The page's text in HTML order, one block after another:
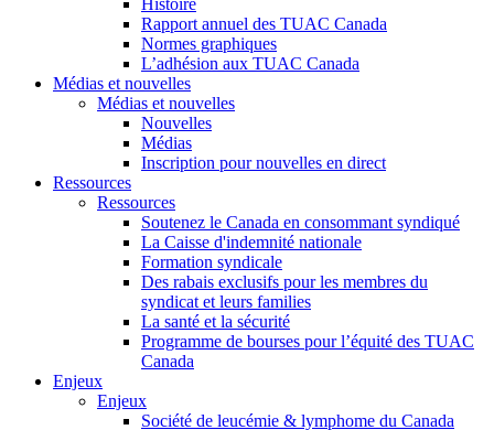
Rapport annuel des TUAC Canada
Normes graphiques
L’adhésion aux TUAC Canada
Médias et nouvelles
Médias et nouvelles
Nouvelles
Médias
Inscription pour nouvelles en direct
Ressources
Ressources
Soutenez le Canada en consommant syndiqué
La Caisse d'indemnité nationale
Formation syndicale
Des rabais exclusifs pour les membres du
syndicat et leurs families
La santé et la sécurité
Programme de bourses pour l’équité des TUAC
Canada
Enjeux
Enjeux
Société de leucémie & lymphome du Canada